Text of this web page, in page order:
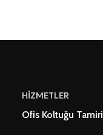
HİZMETLER
Ofis Koltuğu Tamiri